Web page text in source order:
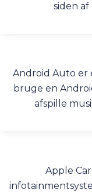
siden
Android Auto
bruge en
afspille
Apple